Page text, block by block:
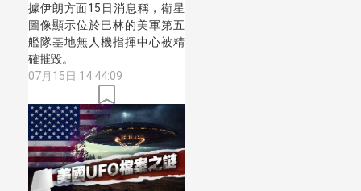
星圖像
據伊朗方面15日消息稱，衛星
圖像顯示位於巴林的美軍第五
艦隊基地無人機指揮中心被精
確摧毀。
07月15日 14:44:09